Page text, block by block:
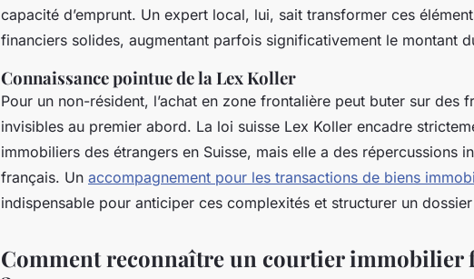
capacité d’emprunt. Un expert local, lui, sait transformer ces
financiers solides, augmentant parfois significativement le montant
Connaissance pointue de la Lex Koller
Pour un non-résident, l’achat en zone frontalière peut buter sur des
invisibles au premier abord. La loi suisse Lex Koller encadre
immobiliers des étrangers en Suisse, mais elle a des répercussions
français. Un accompagnement pour les transactions de biens
indispensable pour anticiper ces complexités et structurer un
Comment reconnaître un courtier immobilier